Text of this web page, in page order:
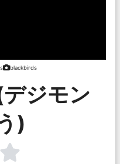
blackbirds
ジモン
)